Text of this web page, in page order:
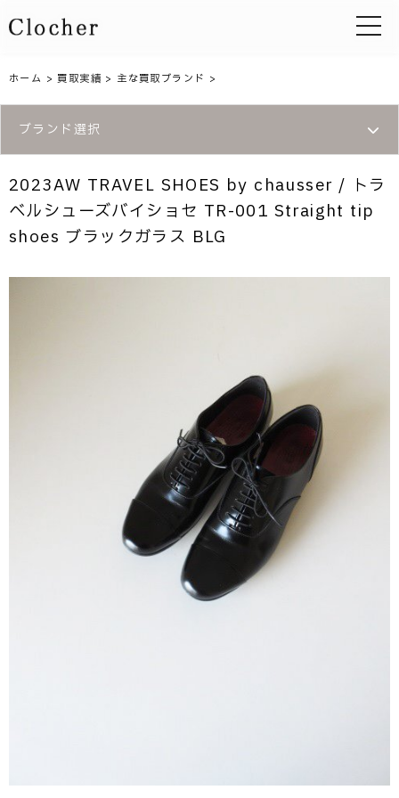
toggle
ホーム >買取実績 > 主な買取ブランド >
ブランド選択
2023AW TRAVEL SHOES by chausser / トラ
ベルシューズバイショセ TR-001 Straight tip
shoes ブラックガラス BLG